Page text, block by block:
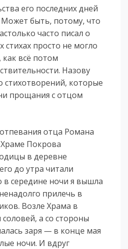
его последних дней
Может быть, потому, что
часто писал о
стихах просто не могло
как всё потом
Назову
стихотворений, которые
прощания с отцом
отца Романа
Храме Покрова
в деревне
до утра читали
в середине ночи я вышла
прилечь в
Возле Храма в
а со стороны
заря — в конце мая
ночи. И вдруг